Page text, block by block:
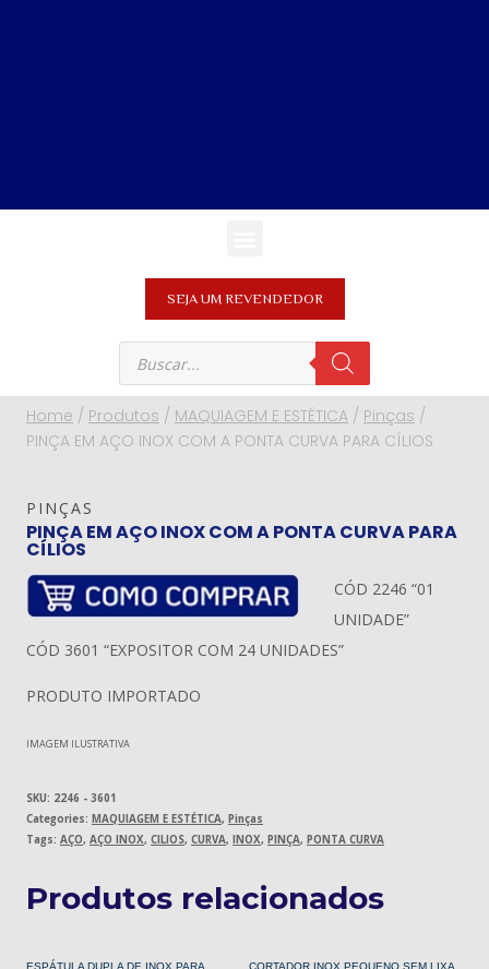
SEJA UM REVENDEDOR
Home / Produtos / MAQUIAGEM E ESTÉTICA / Pinças /
PINÇA EM AÇO INOX COM A PONTA CURVA PARA CÍLIOS
PINÇAS
PINÇA EM AÇO INOX COM A PONTA CURVA PARA
CÍLIOS
CÓD 2246 “01
UNIDADE”
CÓD 3601 “EXPOSITOR COM 24 UNIDADES”
PRODUTO IMPORTADO
IMAGEM ILUSTRATIVA
SKU: 2246 - 3601
Categories: MAQUIAGEM E ESTÉTICA, Pinças
Tags: AÇO, AÇO INOX, CILIOS, CURVA, INOX, PINÇA, PONTA CURVA
Produtos relacionados
ESPÁTULA DUPLA DE INOX PARA
CORTADOR INOX PEQUENO SEM LIXA